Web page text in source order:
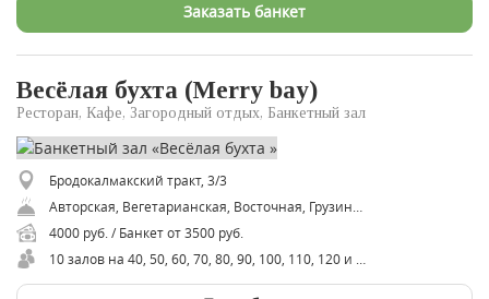
Заказать банкет
Весёлая бухта (Merry bay)
Ресторан, Кафе, Загородный отдых, Банкетный зал
Бродокалмакский тракт, 3/3
4000 руб. / Банкет от 3500 руб.